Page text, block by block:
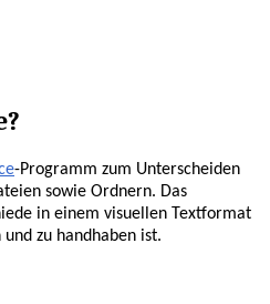
-Programm zum Unterscheiden
sowie Ordnern. Das
in einem visuellen Textformat
zu handhaben ist.